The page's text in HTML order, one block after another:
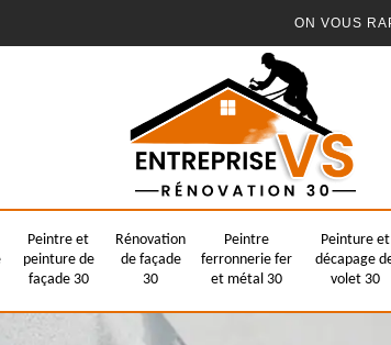
ON VOUS
Peintre et
peinture de
façade 30
Rénovation
de façade
30
Peintre
ferronnerie fer
et métal 30
Peinture et
décapage
volet 30